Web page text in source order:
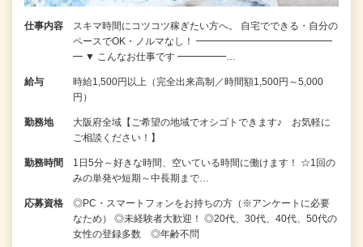
仕事内容
スキマ時間にコツコツ稼ぎたい方へ。 自宅でできる・自分の
ペースでOK・ノルマなし！ ━━━━━━━━━━━━━━
━ ▼ こんなお仕事です ━━━━━…
給与
時給1,500円以上（完全出来高制／時間額1,500円～5,000
円）
勤務地
大阪府全域【ご希望の地域でオシゴトできます♪ お気軽に
ご相談ください！】
勤務時間
1日5分～好きな時間、空いている時間に働けます！ ☆1回の
みの単発や短期～中長期まで…
応募資格
◎PC・スマートフォンをお持ちの方（※アンケートに必要
なため） ◎未経験者大歓迎！ ◎20代、30代、40代、50代の
女性の登録多数 ◎年齢不問